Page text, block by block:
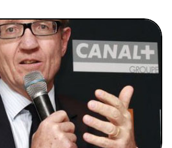
PEOPLE
FOOD
BONS PLANS
SOUTENEZ KULTT